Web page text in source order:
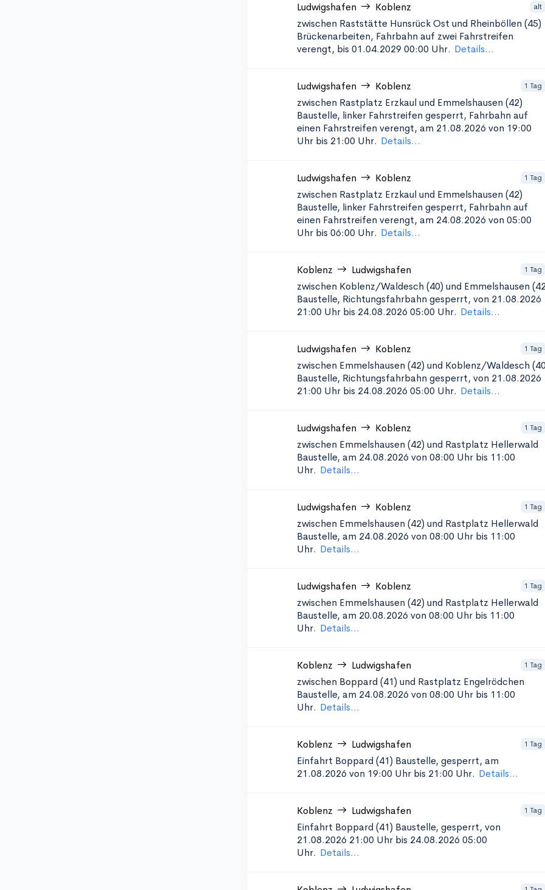
Ludwigshafen Koblenz alt
zwischen Raststätte Hunsrück Ost und Rheinböllen (45)
Brückenarbeiten, Fahrbahn auf zwei Fahrstreifen
verengt, bis 01.04.2029 00:00 Uhr. Details...
Ludwigshafen Koblenz 1 Tag
zwischen Rastplatz Erzkaul und Emmelshausen (42)
Baustelle, linker Fahrstreifen gesperrt, Fahrbahn auf
einen Fahrstreifen verengt, am 21.08.2026 von 19:00
Uhr bis 21:00 Uhr. Details...
Ludwigshafen Koblenz 1 Tag
zwischen Rastplatz Erzkaul und Emmelshausen (42)
Baustelle, linker Fahrstreifen gesperrt, Fahrbahn auf
einen Fahrstreifen verengt, am 24.08.2026 von 05:00
Uhr bis 06:00 Uhr. Details...
Koblenz Ludwigshafen 1 Tag
zwischen Koblenz/Waldesch (40) und Emmelshausen
Baustelle, Richtungsfahrbahn gesperrt, von 21.08.2026
21:00 Uhr bis 24.08.2026 05:00 Uhr. Details...
Ludwigshafen Koblenz 1 Tag
zwischen Emmelshausen (42) und Koblenz/Waldesch
Baustelle, Richtungsfahrbahn gesperrt, von 21.08.2026
21:00 Uhr bis 24.08.2026 05:00 Uhr. Details...
Ludwigshafen Koblenz 1 Tag
zwischen Emmelshausen (42) und Rastplatz Hellerwald
Baustelle, am 24.08.2026 von 08:00 Uhr bis 11:00
Uhr. Details...
Ludwigshafen Koblenz 1 Tag
zwischen Emmelshausen (42) und Rastplatz Hellerwald
Baustelle, am 24.08.2026 von 08:00 Uhr bis 11:00
Uhr. Details...
Ludwigshafen Koblenz 1 Tag
zwischen Emmelshausen (42) und Rastplatz Hellerwald
Baustelle, am 20.08.2026 von 08:00 Uhr bis 11:00
Uhr. Details...
Koblenz Ludwigshafen 1 Tag
zwischen Boppard (41) und Rastplatz Engelrödchen
Baustelle, am 24.08.2026 von 08:00 Uhr bis 11:00
Uhr. Details...
Koblenz Ludwigshafen 1 Tag
Einfahrt Boppard (41) Baustelle, gesperrt, am
21.08.2026 von 19:00 Uhr bis 21:00 Uhr. Details...
Koblenz Ludwigshafen 1 Tag
Einfahrt Boppard (41) Baustelle, gesperrt, von
21.08.2026 21:00 Uhr bis 24.08.2026 05:00
Uhr. Details...